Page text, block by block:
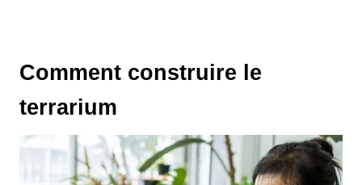
Comment construire le
terrarium